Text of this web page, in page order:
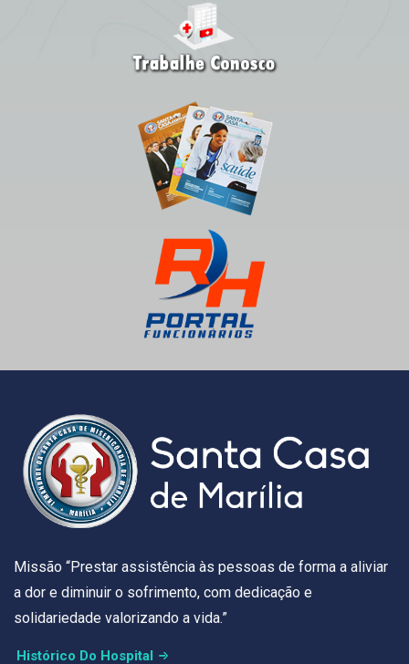
Missão “Prestar assistência às pessoas de forma a aliviar
a dor e diminuir o sofrimento, com dedicação e
solidariedade valorizando a vida.”
Histórico Do Hospital